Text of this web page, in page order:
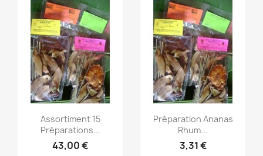
Aperçu rapide
Assortiment 15
Préparations...
43,00 €
Aperçu rapide
Préparation Ananas
Rhum...
3,31 €